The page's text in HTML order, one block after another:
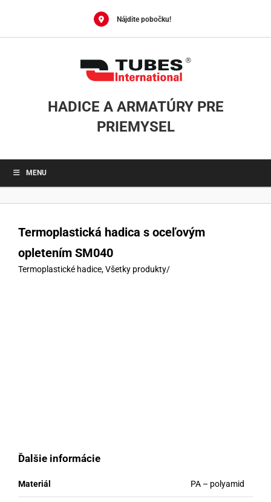
Nájdite pobočku!
HADICE A ARMATÚRY PRE
PRIEMYSEL
MENU
Termoplastická hadica s oceľovým
opletením SM040
Termoplastické hadice,Všetky produkty/
Ďalšie informácie
Materiál PA – polyamid